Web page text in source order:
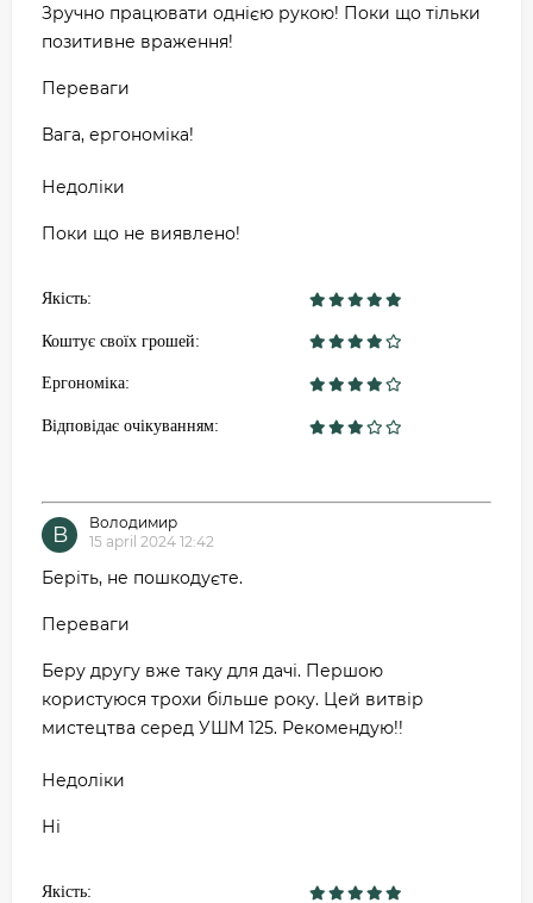
Зручно працювати однією рукою! Поки що тільки
позитивне враження!
Переваги
Вага, ергономіка!
Недоліки
Поки що не виявлено!
Якість:
Коштує своїх грошей:
Ергономіка:
Відповідає очікуванням:
В
Володимир
15 april 2024 12:42
Беріть, не пошкодуєте.
Переваги
Беру другу вже таку для дачі. Першою
користуюся трохи більше року. Цей витвір
мистецтва серед УШМ 125. Рекомендую!!
Недоліки
Ні
Якість: